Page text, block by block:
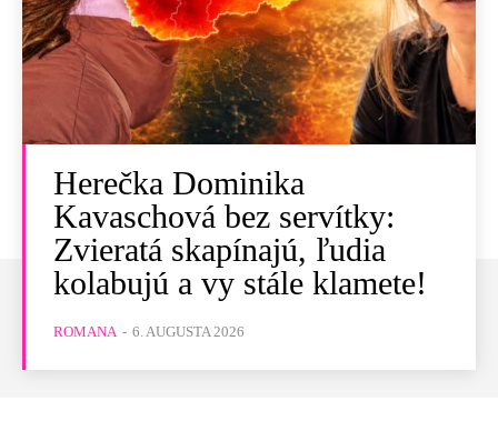
Herečka Dominika
Kavaschová bez servítky:
Zvieratá skapínajú, ľudia
kolabujú a vy stále klamete!
ROMANA - 6. AUGUSTA 2026